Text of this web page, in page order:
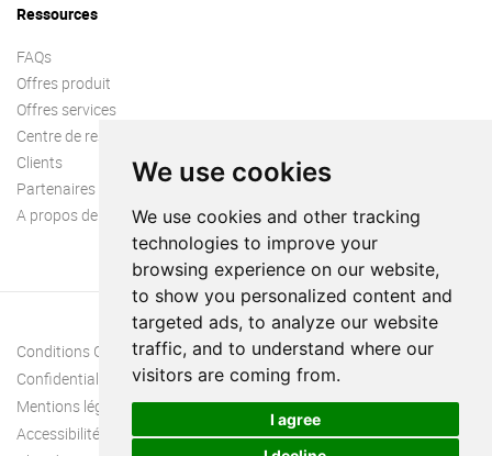
We use cookies
We use cookies and other tracking
technologies to improve your
browsing experience on our website,
to show you personalized content and
targeted ads, to analyze our website
traffic, and to understand where our
visitors are coming from.
I agree
Ressources
FAQs
Offres produit
Offres services
Centre de ressources
Clients
Partenaires
A propos de nous
Conditions Générales
Confidentialité
Mentions légales
Accessibilité